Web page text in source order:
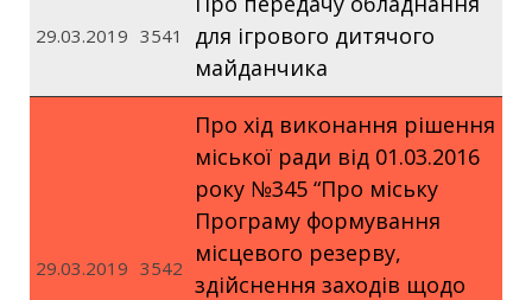
29.03.2019 3541
для ігрового дитячого
майданчика
29.03.2019 3542
Про хід виконання рішення
міської ради від 01.03.2016
року №345 “Про міську
Програму формування
місцевого резерву,
здійснення заходів щодо